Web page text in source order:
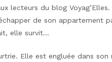
lecteurs du blog
de son appartement
elle survit…
Elle est engluée dans son